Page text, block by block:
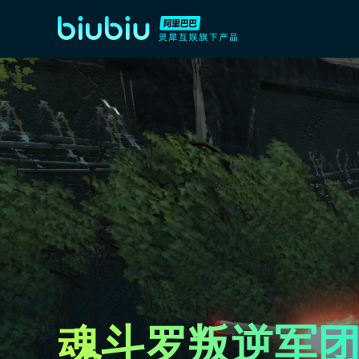
魂斗罗叛逆军